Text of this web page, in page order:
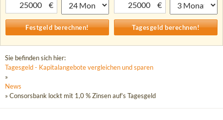
€
€
Sie befinden sich hier:
Tagesgeld - Kapitalangebote vergleichen und sparen
»
News
» Consorsbank lockt mit 1,0 % Zinsen auf’s Tagesgeld